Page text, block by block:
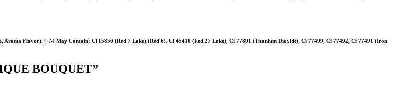
Flavor). [+/-] May Contain: Ci 15850 (Red 7 Lake) (Red 6), Ci 45410 (Red 27 Lake), Ci 77891 (Titanium Dioxide), Ci 77499, Ci 77492, Ci 77491 (Iron
BOUQUET”